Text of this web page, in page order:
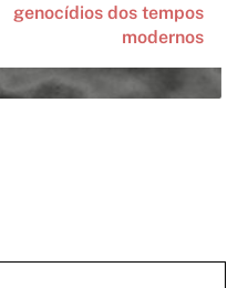
genocídios dos tempos
modernos